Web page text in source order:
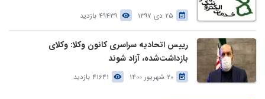
25 دی 1397 49439 بازدید
رییس اتحادیه سراسری کانون وکلا: وکلای
بازداشت‌شده، آزاد شوند
20 شهریور 1400 41641 بازدید